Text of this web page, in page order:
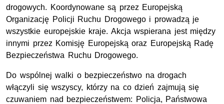
drogowych. Koordynowane są przez Europejską
Organizację Policji Ruchu Drogowego i prowadzą je
wszystkie europejskie kraje. Akcja wspierana jest między
innymi przez Komisję Europejską oraz Europejską Radę
Bezpieczeństwa Ruchu Drogowego.
Do wspólnej walki o bezpieczeństwo na drogach
włączyli się wszyscy, którzy na co dzień zajmują się
czuwaniem nad bezpieczeństwem: Policja, Państwowa